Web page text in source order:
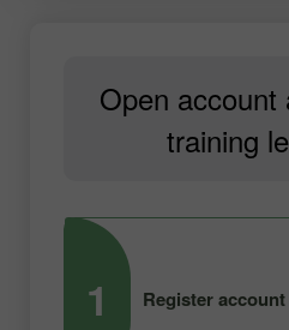
Open
training
1 Register account